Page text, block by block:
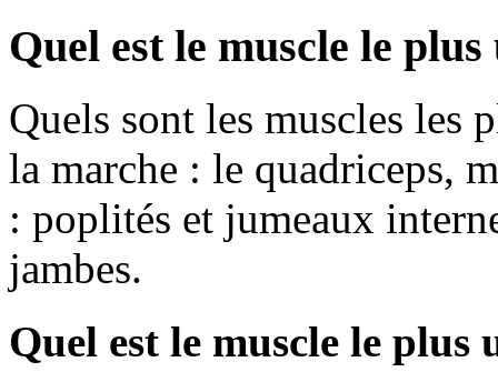
Quel est le muscle le
Quels sont les muscles les
la marche : le quadriceps,
: poplités et jumeaux
jambes.
Quel est le muscle le plus